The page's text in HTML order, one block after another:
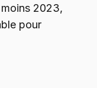
2023,
pour